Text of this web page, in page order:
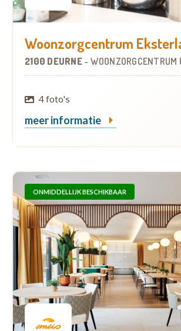
Woonzorgcentrum
2100 DEURNE -
4 foto's
meer informatie
ONMIDDELLIJK BESCHIKBAAR